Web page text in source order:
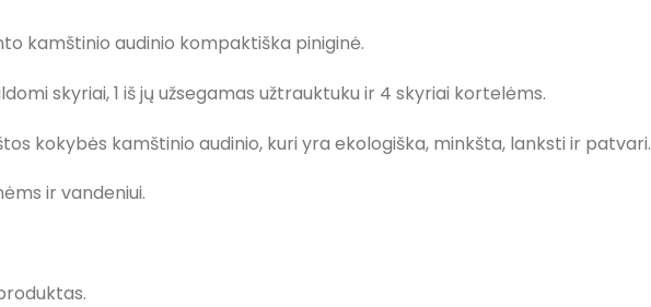
kamštinio audinio kompaktiška piniginė.
skyriai, 1 iš jų užsegamas užtrauktuku ir 4 skyriai kortelėms.
kokybės kamštinio audinio, kuri yra ekologiška, minkšta, lanksti ir patvari.
ir vandeniui.